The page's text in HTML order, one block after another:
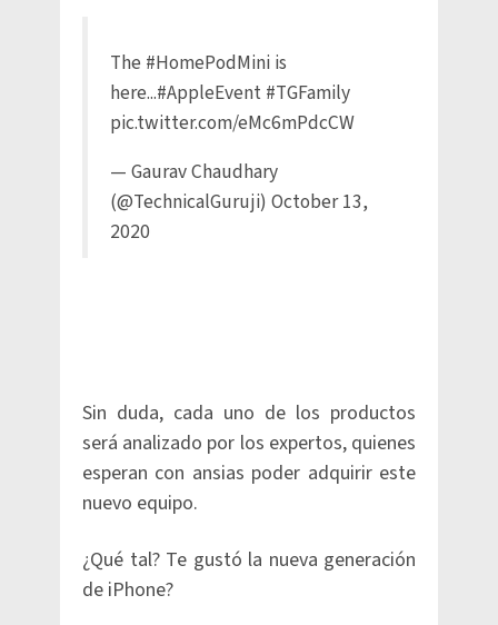
The #HomePodMini is
here...#AppleEvent #TGFamily
pic.twitter.com/eMc6mPdcCW
— Gaurav Chaudhary
(@TechnicalGuruji) October 13,
2020
Sin duda, cada uno de los productos
será analizado por los expertos, quienes
esperan con ansias poder adquirir este
nuevo equipo.
¿Qué tal? Te gustó la nueva generación
de iPhone?